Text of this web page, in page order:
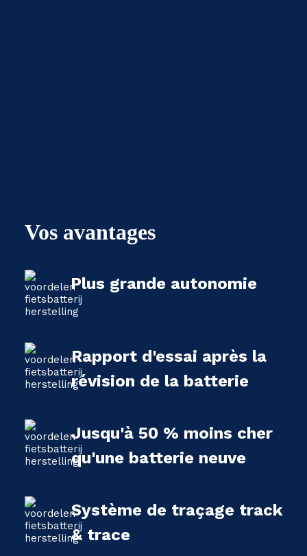
Vos avantages
Plus grande autonomie
Rapport d'essai après la
révision de la batterie
Jusqu'à 50 % moins cher
qu'une batterie neuve
Système de traçage track
& trace